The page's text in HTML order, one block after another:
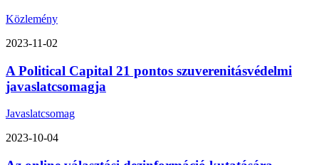
Közlemény
2023-11-02
A Political Capital 21 pontos szuverenitásvédelmi
javaslatcsomagja
Javaslatcsomag
2023-10-04